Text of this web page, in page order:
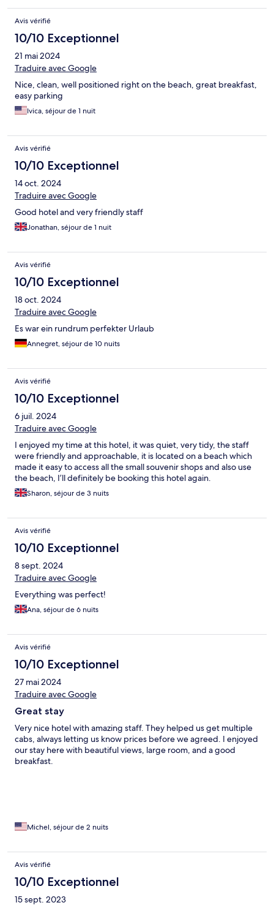
Avis vérifié
10/10 Exceptionnel
21 mai 2024
Traduire avec Google
Nice, clean, well positioned right on the beach, great breakfast,
easy parking
Ivica, séjour de 1 nuit
Avis vérifié
10/10 Exceptionnel
14 oct. 2024
Traduire avec Google
Good hotel and very friendly staff
Jonathan, séjour de 1 nuit
Avis vérifié
10/10 Exceptionnel
18 oct. 2024
Traduire avec Google
Es war ein rundrum perfekter Urlaub
Annegret, séjour de 10 nuits
Avis vérifié
10/10 Exceptionnel
6 juil. 2024
Traduire avec Google
I enjoyed my time at this hotel, it was quiet, very tidy, the staff
were friendly and approachable, it is located on a beach which
made it easy to access all the small souvenir shops and also use
the beach, I’ll definitely be booking this hotel again.
Sharon, séjour de 3 nuits
Avis vérifié
10/10 Exceptionnel
8 sept. 2024
Traduire avec Google
Everything was perfect!
Ana, séjour de 6 nuits
Avis vérifié
10/10 Exceptionnel
27 mai 2024
Traduire avec Google
Great stay
Very nice hotel with amazing staff. They helped us get multiple
cabs, always letting us know prices before we agreed. I enjoyed
our stay here with beautiful views, large room, and a good
breakfast.
Michel, séjour de 2 nuits
Avis vérifié
10/10 Exceptionnel
15 sept. 2023